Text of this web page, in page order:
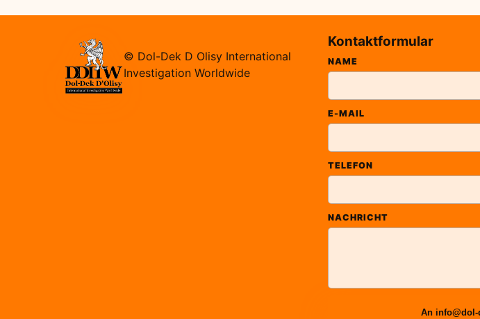
© Dol-Dek D Olisy International
Investigation Worldwide
Kontaktformular
NAME
E-MAIL
TELEFON
NACHRICHT
An info@dol-